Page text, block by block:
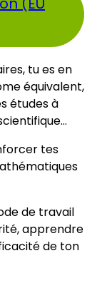
tu es en
équivalent,
études à
tes
de travail
apprendre
de ton